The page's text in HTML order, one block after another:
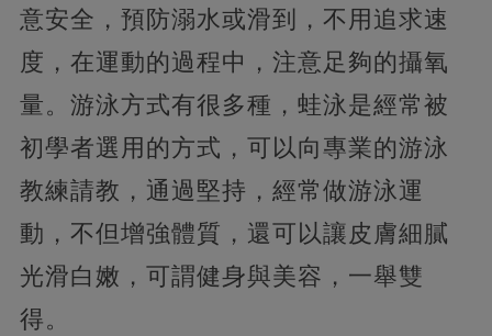
意安全，預防溺水或滑到，不用追求速
度，在運動的過程中，注意足夠的攝氧
量。游泳方式有很多種，蛙泳是經常被
初學者選用的方式，可以向專業的游泳
教練請教，通過堅持，經常做游泳運
動，不但增強體質，還可以讓皮膚細膩
光滑白嫩，可謂健身與美容，一舉雙
得。